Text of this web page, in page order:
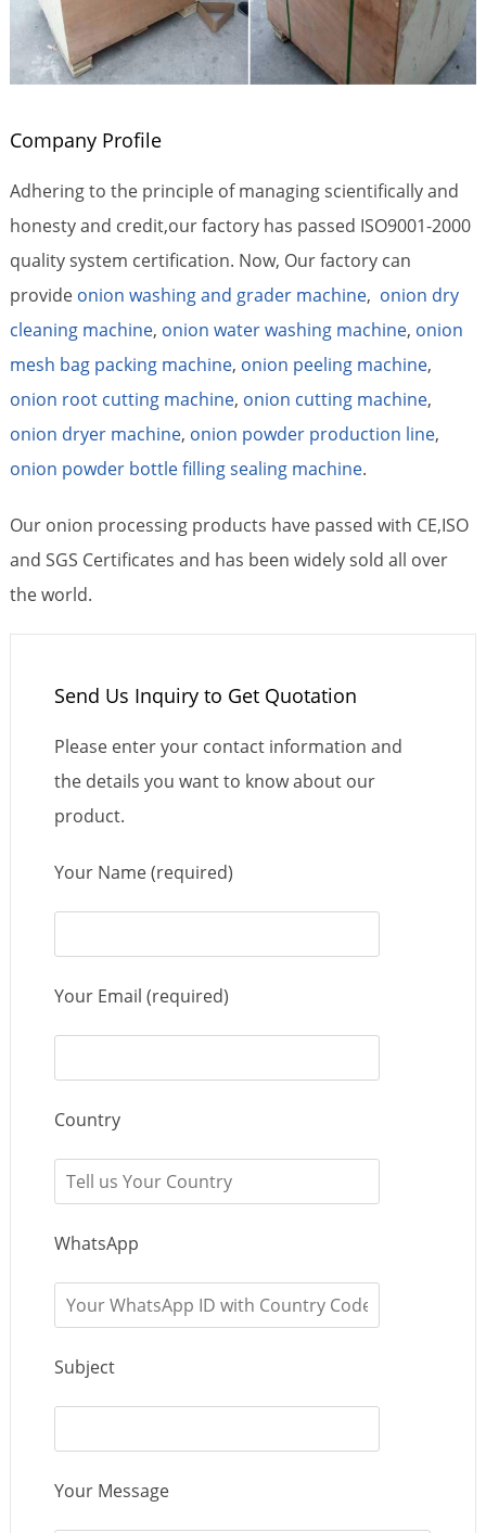
Company Profile
Adhering to the principle of managing scientifically and
honesty and credit,our factory has passed ISO9001-2000
quality system certification. Now, Our factory can
provide onion washing and grader machine, onion dry
cleaning machine, onion water washing machine, onion
mesh bag packing machine, onion peeling machine,
onion root cutting machine, onion cutting machine,
onion dryer machine, onion powder production line,
onion powder bottle filling sealing machine.
Our onion processing products have passed with CE,ISO
and SGS Certificates and has been widely sold all over
the world.
Send Us Inquiry to Get Quotation
Please enter your contact information and
the details you want to know about our
product.
Your Name (required)
Your Email (required)
Country
WhatsApp
Subject
Your Message